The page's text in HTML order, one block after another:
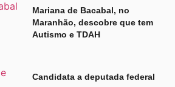
Mariana de Bacabal, no
Maranhão, descobre que tem
Autismo e TDAH
Candidata a deputada federal